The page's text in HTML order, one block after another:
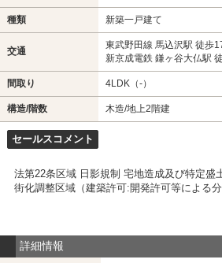
種類 新築一戸建て
交通
東武野田線 馬込沢駅 徒歩
新京成電鉄 鎌ヶ谷大仏駅
間取り 4LDK（-）
構造/階数 木造/地上2階建
セールスコメント
法第22条区域 日影規制 宅地造成及び特定
街化調整区域（建築許可:開発許可等による分
詳細情報